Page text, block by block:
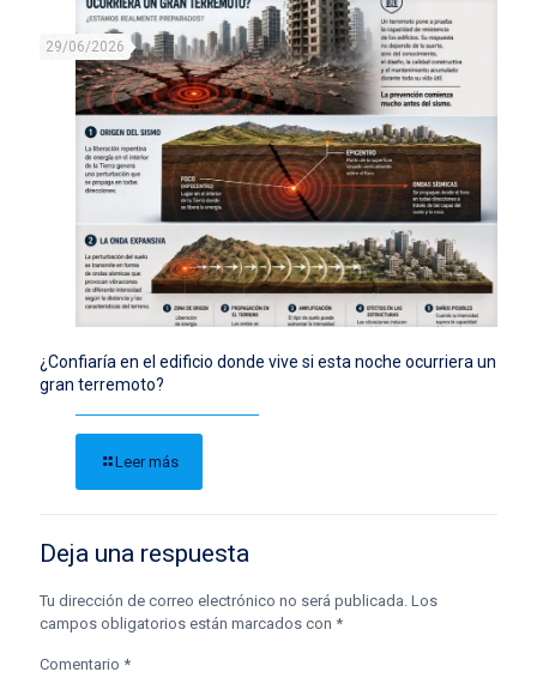
29/06/2026
¿Confiaría en el edificio donde vive si esta noche ocurriera un
gran terremoto?
Leer más
Deja una respuesta
Tu dirección de correo electrónico no será publicada. Los
campos obligatorios están marcados con *
Comentario *